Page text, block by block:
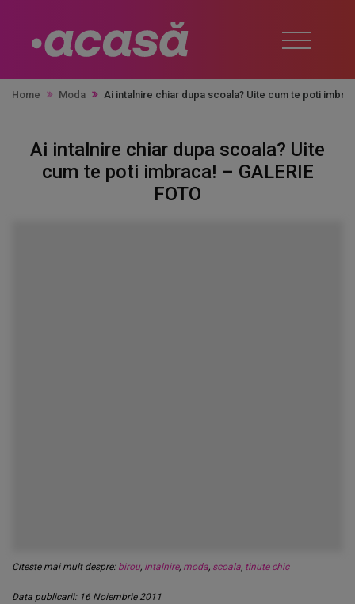
Home Moda Ai intalnire chiar dupa scoala? Uite cum te poti
Ai intalnire chiar dupa scoala? Uite
cum te poti imbraca! – GALERIE
FOTO
Citeste mai mult despre: birou, intalnire, moda, scoala, tinute chic
Data publicarii: 16 Noiembrie 2011